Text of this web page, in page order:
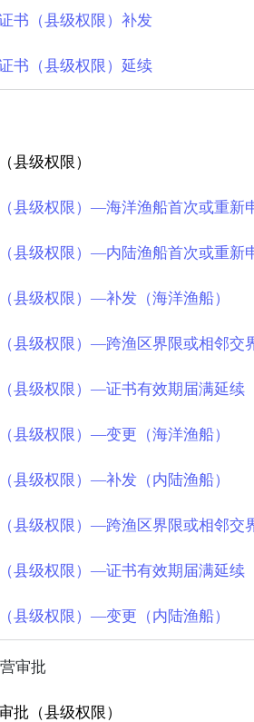
书（县级权限）补发
书（县级权限）延续
县级权限）
县级权限）—海洋渔船首次或重新
县级权限）—内陆渔船首次或重新
县级权限）—补发（海洋渔船）
县级权限）—跨渔区界限或相邻交
县级权限）—证书有效期届满延续
县级权限）—变更（海洋渔船）
县级权限）—补发（内陆渔船）
县级权限）—跨渔区界限或相邻交
县级权限）—证书有效期届满延续
县级权限）—变更（内陆渔船）
审批
批（县级权限）